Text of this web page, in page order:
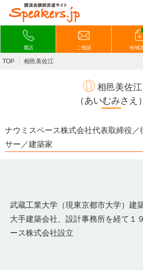
電話 ご相談 候補
TOP 相邑美佐江
相邑美佐江
（あいむみさえ）
ナウミスペース株式会社代表取締役／
サー／建築家
武蔵工業大学（現東京都市大学）建
大手建築会社、設計事務所を経て１
ース株式会社設立